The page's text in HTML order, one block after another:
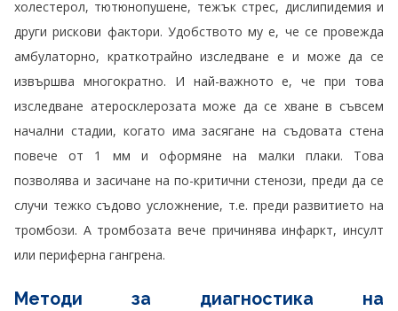
холестерол, тютюнопушене, тежък стрес, дислипидемия и
други рискови фактори. Удобството му е, че се провежда
амбулаторно, краткотрайно изследване е и може да се
извършва многократно. И най-важното е, че при това
изследване атеросклерозата може да се хване в съвсем
начални стадии, когато има засягане на съдовата стена
повече от 1 мм и оформяне на малки плаки. Това
позволява и засичане на по-критични стенози, преди да се
случи тежко съдово усложнение, т.е. преди развитието на
тромбози. А тромбозата вече причинява инфаркт, инсулт
или периферна гангрена.
Методи за диагностика на